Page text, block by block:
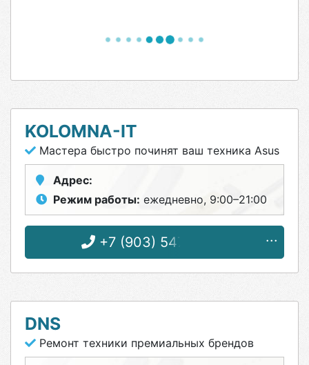
KOLOMNA-IT
Мастера быстро починят ваш техника Asus
Адрес:
Режим работы: ежедневно, 9:00–21:00
+7 (903) 547-82-81
DNS
Ремонт техники премиальных брендов